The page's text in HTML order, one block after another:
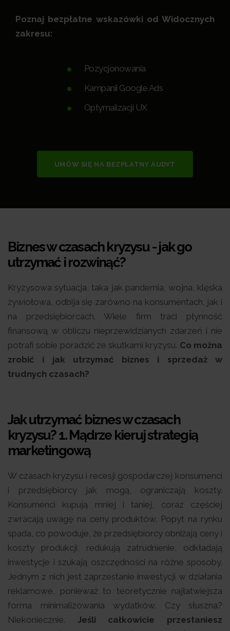
Poznaj bezpłatne wskazówki od Widocznych
zakresu:
Pozycjonowania
Kampanii Google Ads
Optymalizacji UX
UMÓW SIĘ NA BEZPŁATNY AUDYT
Biznes w czasach kryzysu - jak go
utrzymać i rozwinąć?
Kryzysowa sytuacja, taka jak pandemia, wojna, klęska
żywiołowa, odbija się zarówno na konsumentach, jak i
na przedsiębiorcach. Wiele firm traci płynność
finansową w obliczu nieprzewidzianych zdarzeń i nie
potrafi sobie poradzić ze skutkami kryzysu. Co można
zrobić i jak utrzymać biznes i sprzedaż w
trudnych czasach?
Jak utrzymać biznes w czasach
kryzysu? 1.Mądrze kieruj strategią
marketingową
W czasach kryzysu i recesji gospodarczej konsumenci
i przedsiębiorcy jak mogą, ograniczają koszty.
Konsumenci kupują mniej i taniej, coraz częściej
zwracają uwagę na ceny produktów. Popyt na rynku
spada, co powoduje, że przedsiębiorcy obniżają ceny i
koszty produkcji, redukują zatrudnienie, odkładają
inwestycje i szukają oszczędności na różne sposoby.
Jednym z nich jest zaprzestanie inwestycji w działania
reklamowe, ponieważ to teoretycznie najłatwiejsza
forma minimalizowania wydatków. Czy słuszna?
Niekoniecznie. Jeśli całkowicie przestaniesz